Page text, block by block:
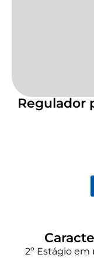
Regulador
2º Estágio em